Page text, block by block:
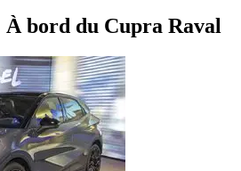
À bord du Cupra Raval